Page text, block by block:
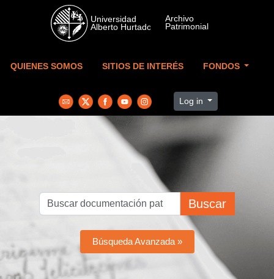
Skip to main content
QUIENES SOMOS SITIOS DE INTERÉS FONDOS
Log in
Buscar
Búsqueda Avanzada »